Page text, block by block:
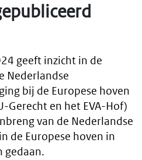
geeft inzicht in de
Nederlandse
bij de Europese hoven
Gerecht en het EVA-Hof)
van de Nederlandse
de Europese hoven in
gedaan.